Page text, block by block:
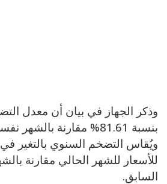
وذكر الجهاز في بيان أن معدل
بنسبة 81.61% مقارنة
ويُقاس التضخم السنوي بالتغير
للأسعار للشهر الحالي مقارنة
السابق.